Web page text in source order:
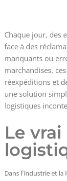
Chaque jour, des
face à des
manquants ou
marchandises,
réexpéditions et
une solution
logistiques
Le
Dans l’industrie et